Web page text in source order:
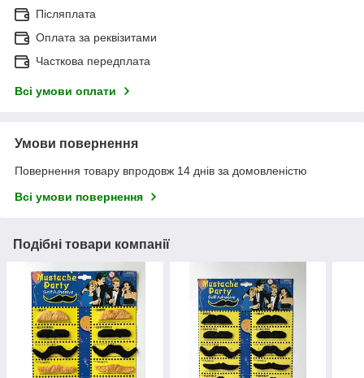
Післяплата
Оплата за реквізитами
Часткова передплата
Всі умови оплати
Умови повернення
Повернення товару впродовж 14 днів за домовленістю
Всі умови повернення
Подібні товари компанії